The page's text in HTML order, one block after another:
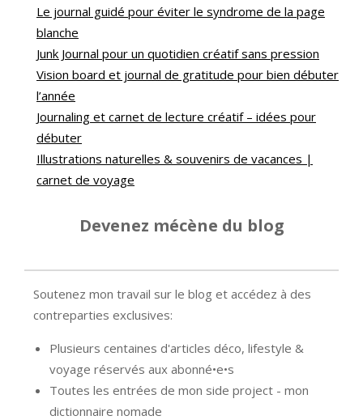
Le journal guidé pour éviter le syndrome de la page
blanche
Junk Journal pour un quotidien créatif sans pression
Vision board et journal de gratitude pour bien débuter
l’année
Journaling et carnet de lecture créatif – idées pour
débuter
Illustrations naturelles & souvenirs de vacances |
carnet de voyage
Devenez mécène du blog
Soutenez mon travail sur le blog et accédez à des
contreparties exclusives:
Plusieurs centaines d'articles déco, lifestyle &
voyage réservés aux abonné•e•s
Toutes les entrées de mon side project - mon
dictionnaire nomade